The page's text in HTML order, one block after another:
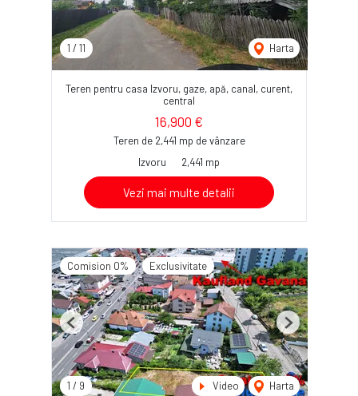
1 / 11 Harta
Teren pentru casa Izvoru, gaze, apă, canal, curent,
central
16,900 €
Teren de 2,441 mp de vânzare
Izvoru
2,441 mp
Vezi mai multe detalii
Comision 0% Exclusivitate
1 / 9 Video Harta
Previous Next